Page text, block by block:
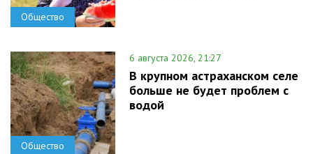
Общество
Общество
6 августа 2026, 21:27
В крупном астраханском селе
больше не будет проблем с
водой